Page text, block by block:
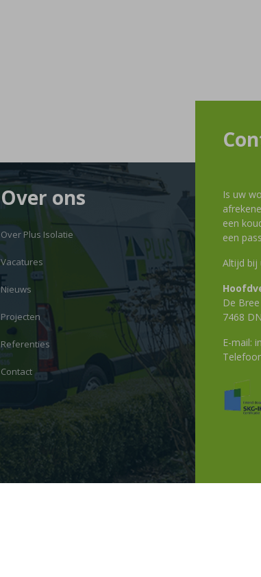
Over ons
Over Plus Isolatie
Vacatures
Nieuws
Projecten
Referenties
Contact
Is uw
een
een
Altijd bij
De
7468
E-mail: